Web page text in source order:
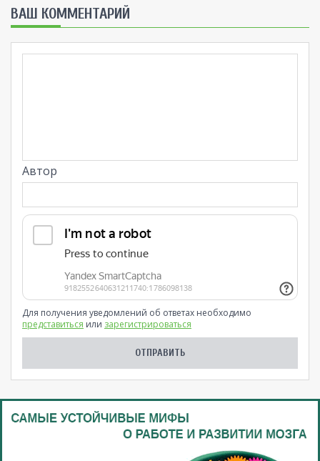
ВАШ КОММЕНТАРИЙ
Автор
Для получения уведомлений об ответах необходимо
представиться или зарегистрироваться